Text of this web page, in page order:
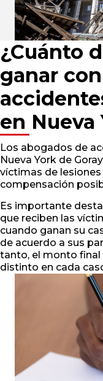
¿Cuánto
ganar
en Nueva
Los abogados de
Nueva York de
víctimas de
compensación
Es importante
que reciben las
cuando ganan su
de acuerdo a sus
tanto, el monto final
distinto en cada